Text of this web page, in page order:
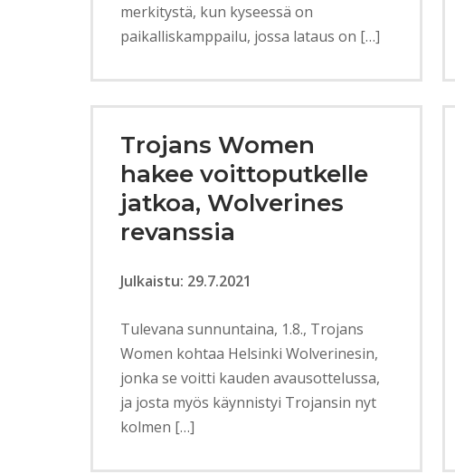
merkitystä, kun kyseessä on
paikalliskamppailu, jossa lataus on […]
Trojans Women
hakee voittoputkelle
jatkoa, Wolverines
revanssia
Julkaistu: 29.7.2021
Tulevana sunnuntaina, 1.8., Trojans
Women kohtaa Helsinki Wolverinesin,
jonka se voitti kauden avausottelussa,
ja josta myös käynnistyi Trojansin nyt
kolmen […]